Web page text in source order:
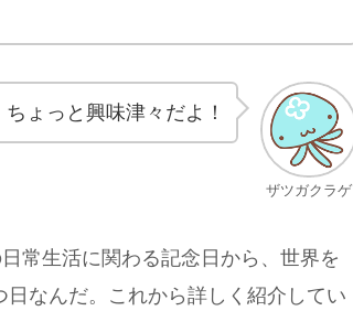
ザツガクラゲ
ょっと興味津々だよ！
常生活に関わる記念日から、世界を
なんだ。これから詳しく紹介してい